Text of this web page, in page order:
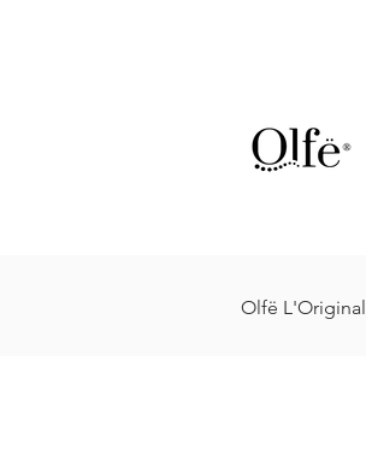
Olfë L'Original